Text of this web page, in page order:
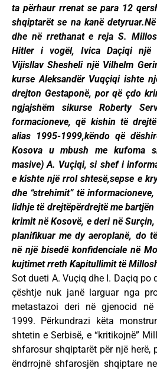
ta përhaur rrenat se para 12
shqiptarët se na kanë
dhe në rrethanat e reja S.
Hitler i vogël, Ivica Daçiqi një
Vijisllav Shesheli një Vilhelm
kurse Aleksandër Vuqçiqi ishte
drejton Gestaponë, por që çdo
ngjajshëm sikurse Roberty
formacioneve, që kishin të
alias 1995-1999,këndo që
Kosova u mbush me kufoma
masive) A. Vuçiqi, si shef i
e kishte një rrol shtesë,sepse e
dhe “strehimit” të
lidhje të drejtëpërdrejtë me
krimit në Kosovë, e deri në
planifikuar me dy aeroplanë, do
në një bisedë konfidenciale në
kujtimet rreth Kapitullimit të
Sot dueti A. Vuçiq dhe I. Daçiq po
çështje nuk janë larguar nga
metastazoi deri në gjenocid
1999. Përkundrazi këta
shtetin e Serbisë, e “kritikojnë”
shfarosur shqiptarët për një herë,
ëndrrojnë shfarosjën shqiptare